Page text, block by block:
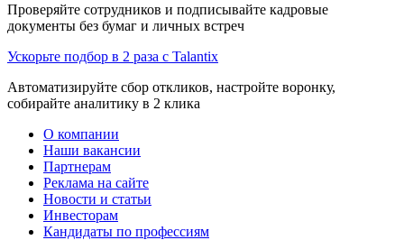
Проверяйте сотрудников и подписывайте кадровые
документы без бумаг и личных встреч
Ускорьте подбор в 2 раза с Talantix
Автоматизируйте сбор откликов, настройте воронку,
собирайте аналитику в 2 клика
О компании
Наши вакансии
Партнерам
Реклама на сайте
Новости и статьи
Инвесторам
Кандидаты по профессиям